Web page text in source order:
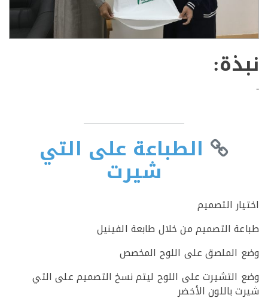
الطباعة على التي
شيرت
التصميم
التصميم من خلال طابعة الفينيل
على اللوح المخصص
على اللوح ليتم نسخ التصميم على التي
باللون الأخضر